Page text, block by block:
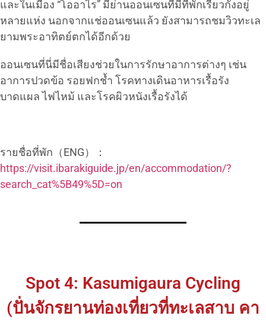
และในเมือง “โออาไร” มีย่านออนเซนที่มีที่พักเรียวกังอยู่
หลายแห่ง นอกจากแช่ออนเซนแล้ว ยังสามารถชมวิวทะเล
ยามพระอาทิตย์ตกได้อีกด้วย
ออนเซนที่นี่มีชื่อเสียงช่วยในการรักษาอาการต่างๆ เช่น
อาการปวดข้อ รอยฟกช้ำ โรคทางเดินอาหารเรื้อรัง
บาดแผล ไฟไหม้ และโรคผิวหนังเรื้อรังได้
รายชื่อที่พัก（ENG）：
https://visit.ibarakiguide.jp/en/accommodation/?
search_cat%5B49%5D=on
Spot 4: Kasumigaura Cycling
(ปั่นจักรยานท่องเที่ยวที่ทะเลสาบ คา